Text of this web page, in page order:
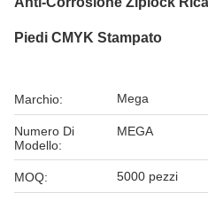
Piedi CMYK Stampato
Marchio: Mega
Numero Di
Modello:
MEGA
MOQ: 5000 pezzi